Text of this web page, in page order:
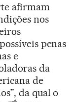
afirmam
nos
penas
e
da
de
da qual o